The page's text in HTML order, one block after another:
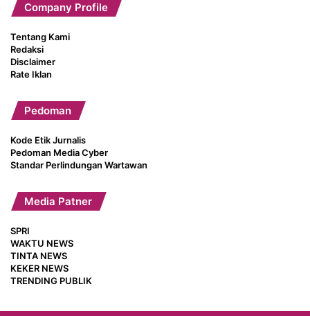
Company Profile
Tentang Kami
Redaksi
Disclaimer
Rate Iklan
Pedoman
Kode Etik Jurnalis
Pedoman Media Cyber
Standar Perlindungan Wartawan
Media Patner
SPRI
WAKTU NEWS
TINTA NEWS
KEKER NEWS
TRENDING PUBLIK